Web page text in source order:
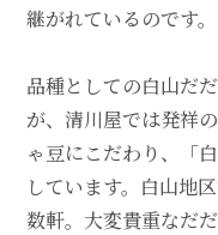
継がれているのです。
品種としての白山だ
が、清川屋では発祥
ゃ豆にこだわり、「
しています。白山地
数軒。大変貴重なだだ